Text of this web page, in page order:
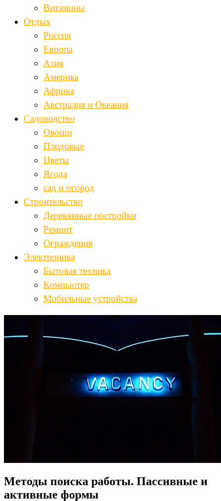
Витамины
Отдых
Россия
Европа
Азия
Америка
Африка
Австралия и Океания
Садоводство
Овощи
Плодовые
Цветы
Ягода
сад и огород
Строительство
Деревянные постройки
Ремонт
Ограждения
Электроника
Бытовая техника
Компьютер
Мобильные устройства
Методы поиска работы. Пассивные и
активные формы